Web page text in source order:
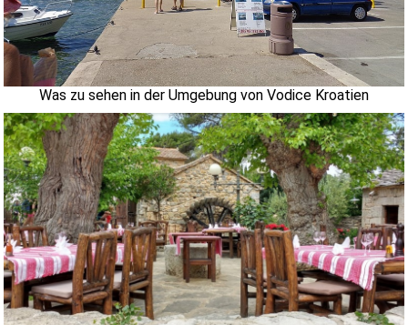
Was zu sehen in der Umgebung von Vodice Kroatien